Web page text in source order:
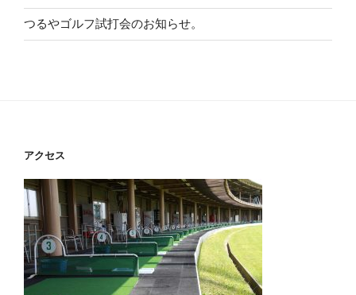
つるやゴルフ試打会のお知らせ。
アクセス